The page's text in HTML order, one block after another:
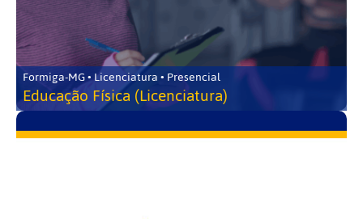
Formiga-MG • Licenciatura • Presencial
Educação Física (Licenciatura)